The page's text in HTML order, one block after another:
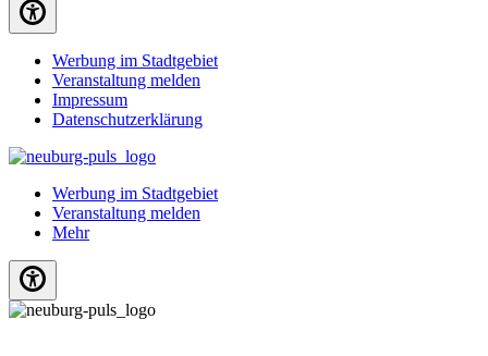
Werbung im Stadtgebiet
Veranstaltung melden
Impressum
Datenschutzerklärung
Werbung im Stadtgebiet
Veranstaltung melden
Mehr